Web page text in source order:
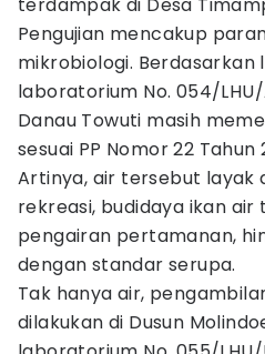
Pengujian mencakup
mikrobiologi. Berdasarkan
laboratorium No. 054/
Danau Towuti masih
sesuai PP Nomor 22 Tahun
Artinya, air tersebut layak
rekreasi, budidaya ikan
pengairan pertamanan,
dengan standar serupa.
Tak hanya air,
dilakukan di Dusun